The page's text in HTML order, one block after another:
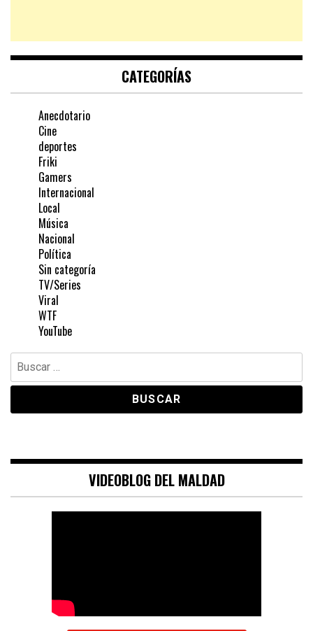
CATEGORÍAS
Anecdotario
Cine
deportes
Friki
Gamers
Internacional
Local
Música
Nacional
Política
Sin categoría
TV/Series
Viral
WTF
YouTube
Buscar:
VIDEOBLOG DEL MALDAD